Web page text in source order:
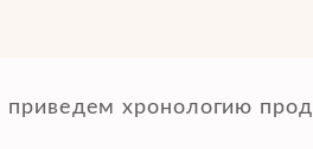
хронологию